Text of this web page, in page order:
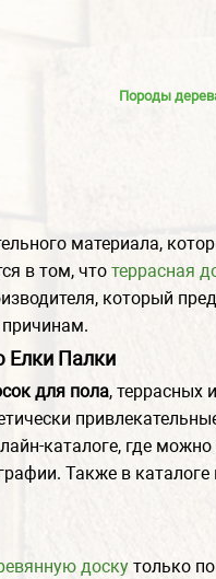
Породы
материала,
в том, что террасная
который
Елки Палки
для пола, террасных
каталоге, где
Также в
доску только